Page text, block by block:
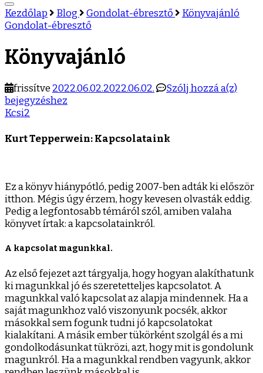
Kezdőlap Blog Gondolat-ébresztő
Könyvajánló
Gondolat-ébresztő
Könyvajánló
frissítve 2022.06.02.2022.06.02. Szólj hozzá a(z)
bejegyzéshez
Kcsi2
Kurt Tepperwein: Kapcsolataink
Ez a könyv hiánypótló, pedig 2007-ben adták ki először
itthon. Mégis úgy érzem, hogy kevesen olvasták eddig.
Pedig a legfontosabb témáról szól, amiben valaha
könyvet írtak: a kapcsolatainkról.
A kapcsolat magunkkal.
Az első fejezet azt tárgyalja, hogy hogyan alakíthatunk
ki magunkkal jó és szeretetteljes kapcsolatot. A
magunkkal való kapcsolat az alapja mindennek. Ha a
saját magunkhoz való viszonyunk pocsék, akkor
másokkal sem fogunk tudni jó kapcsolatokat
kialakítani. A másik ember tükörként szolgál és a mi
gondolkodásunkat tükrözi, azt, hogy mit is gondolunk
magunkról. Ha a magunkkal rendben vagyunk, akkor